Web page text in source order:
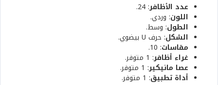
عدد الأظافر: 24.
اللون: وردي.
الطول: وسط.
الشكل: حرف U بيضوي.
مقاسات: 10.
غراء أظافر: 1 متوفر.
عصا مانيكير: 1 متوفر.
أداة تطبيق: 1 متوفر.